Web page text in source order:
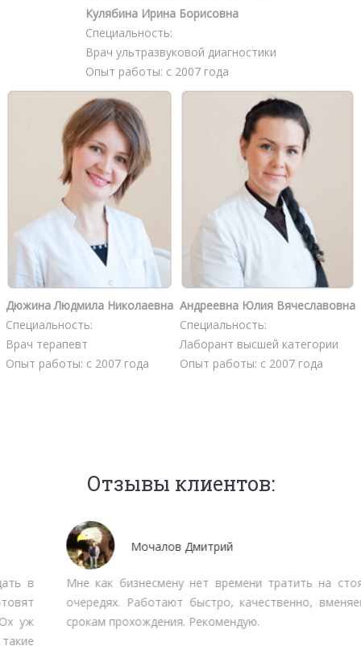
Кулябина Ирина Борисовна
Специальность:
Врач ультразвуковой диагностики
Опыт работы: с 2007 года
Дюжина Людмила Николаевна
Специальность:
Врач терапевт
Опыт работы: с 2007 года
Андреевна Юлия Вячеславовна
Специальность:
Лаборант высшей категории
Опыт работы: с 2007 года
Отзывы клиентов:
Мочалов Дмитрий
Мне как бизнесмену нет времени тратить на стояние в
очередях. Работают быстро, качественно, вменяемо по
срокам прохождения. Рекомендую.